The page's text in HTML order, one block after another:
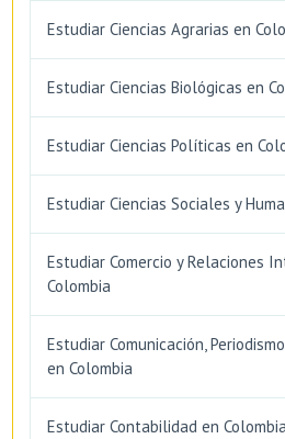
Estudiar Ciencias Agrarias en
Estudiar Ciencias Biológicas en
Estudiar Ciencias Políticas en
Estudiar Ciencias Sociales y
Estudiar Comercio y Relaciones
Colombia
Estudiar Comunicación,
en Colombia
Estudiar Contabilidad en